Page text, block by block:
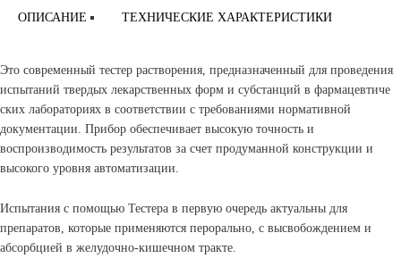
ОПИСАНИЕ ТЕХНИЧЕСКИЕ ХАРАКТЕРИСТИКИ
Это современный тестер растворения, предназначенный для проведения
испытаний твердых лекарственных форм и субстанций в фармацевтиче
ских лабораториях в соответствии с требованиями нормативной
документации. Прибор обеспечивает высокую точность и
воспроизводимость результатов за счет продуманной конструкции и
высокого уровня автоматизации.
Испытания с помощью Тестера в первую очередь актуальны для
препаратов, которые применяются перорально, с высвобождением и
абсорбцией в желудочно-кишечном тракте.